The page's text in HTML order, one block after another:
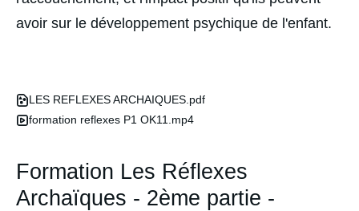
avoir sur le développement psychique de l'enfant.
LES REFLEXES ARCHAIQUES.pdf
formation reflexes P1 OK11.mp4
Formation Les Réflexes
Archaïques - 2ème partie -